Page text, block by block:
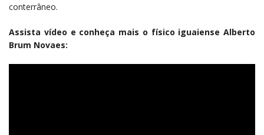
conterrâneo.
Assista vídeo e conheça mais o físico iguaiense Alberto
Brum Novaes: